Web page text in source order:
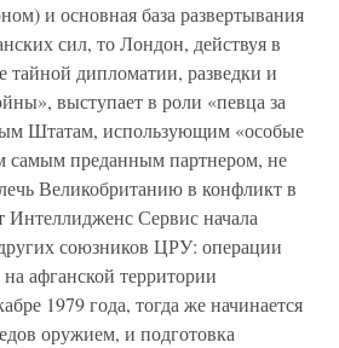
и основная база развертывания
сил, то Лондон, действуя в
тайной дипломатии, разведки и
выступает в роли «певца за
Штатам, использующим «особые
самым преданным партнером, не
Великобританию в конфликт в
Интеллидженс Сервис начала
союзников ЦРУ: операции
афганской территории
1979 года, тогда же начинается
оружием, и подготовка